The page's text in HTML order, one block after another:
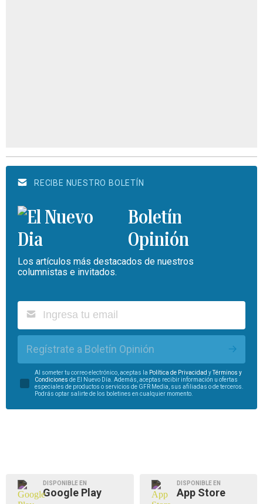
RECIBE NUESTRO BOLETÍN
Boletín
Opinión
Los artículos más destacados de nuestros
columnistas e invitados.
Regístrate a Boletín Opinión
Al someter tu correo electrónico, aceptas la Política de Privacidad yTérminos y
Condiciones de El Nuevo Día. Además, aceptas recibir información u ofertas
especiales de productos o servicios de GFR Media, sus afiliadas o de terceros.
Podrás optar salirte de los boletines en cualquier momento.
DISPONIBLE EN
Google Play
DISPONIBLE EN
App Store